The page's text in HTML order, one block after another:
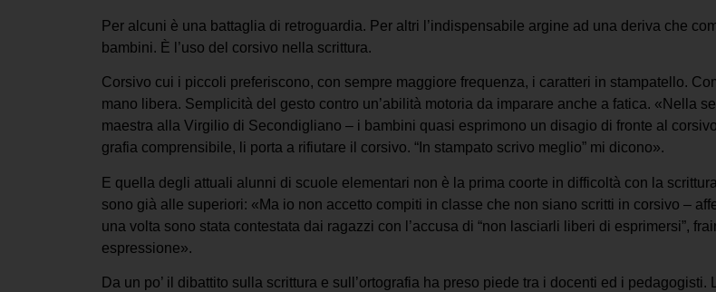
Per alcuni è una battaglia di retroguardia. Per altri l’indispensabile argine ad una deriva che
bambini. È l’uso del corsivo nella scrittura.
Corsivo cui i piccoli preferiscono, con sempre maggiore frequenza, i caratteri in stampatello.
mano libera. Semplicità del gesto contro un’abilità motoria da imparare anche a fatica. «Nella
maestra alla Virgilio di Secondigliano – i bambini quasi esprimono un disagio di fronte al
grafia comprensibile, li porta a rifiutare il corsivo. “In stampato scrivo meglio” mi dicono».
E quella degli attuali alunni di scuole elementari non è la prima coorte in difficoltà con la
sono già alle superiori: «Ma io non accetto compiti in classe che non siano scritti in corsivo –
una volta sono stata contestata dai ragazzi con l’accusa di “non lasciarli liberi di esprimersi”,
espressione».
Da un po’ il dibattito sulla scrittura e sull’ortografia ha preso piede tra i docenti ed i